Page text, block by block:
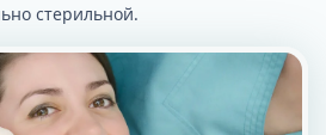
стерильной.